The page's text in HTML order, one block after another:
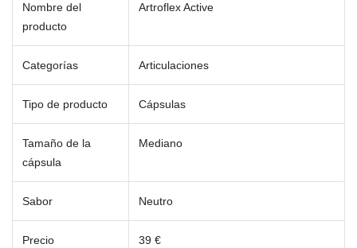
Nombre del
producto
Artroflex Active
Categorías Articulaciones
Tipo de producto Cápsulas
Tamaño de la
cápsula
Mediano
Sabor Neutro
Precio 39 €